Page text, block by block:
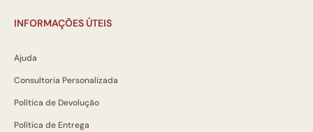
INFORMAÇÕES ÚTEIS
Ajuda
Consultoria Personalizada
Política de Devolução
Política de Entrega